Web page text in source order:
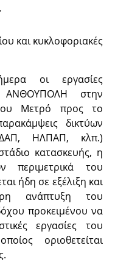
και κυκλοφοριακές
οι εργασίες
ΑΝΘΟΥΠΟΛΗ στην
Μετρό προς το
δικτύων
ΗΛΠΑΠ, κλπ.)
κατασκευής, η
περιμετρικά του
ήδη σε εξέλιξη και
ανάπτυξη του
προκειμένου να
εργασίες του
οριοθετείται